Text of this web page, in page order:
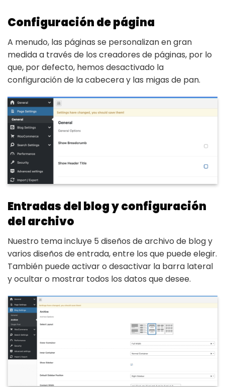
Configuración de página
A menudo, las páginas se personalizan en gran
medida a través de los creadores de páginas, por lo
que, por defecto, hemos desactivado la
configuración de la cabecera y las migas de pan.
Entradas del blog y configuración
del archivo
Nuestro tema incluye 5 diseños de archivo de blog y
varios diseños de entrada, entre los que puede elegir.
También puede activar o desactivar la barra lateral
y ocultar o mostrar todos los datos que desee.